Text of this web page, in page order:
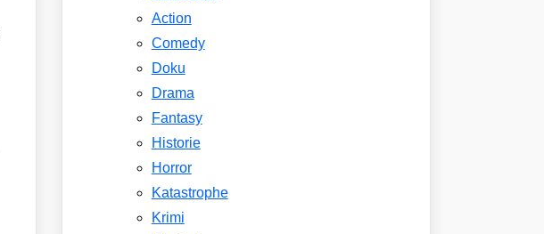
Action
Comedy
Doku
Drama
Fantasy
Historie
Horror
Katastrophe
Krimi